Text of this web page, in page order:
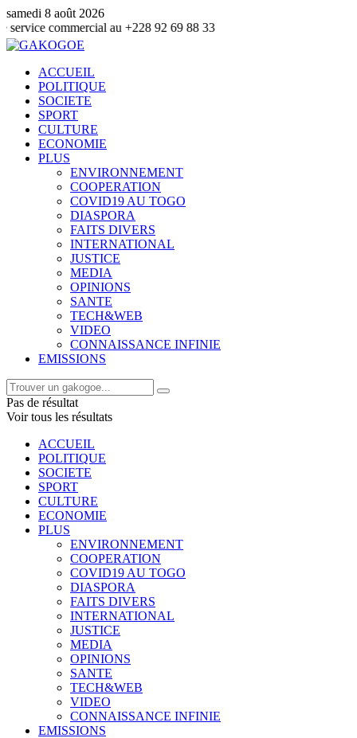
samedi 8 août 2026
au +228 92 69 88 33
ACCUEIL
POLITIQUE
SOCIETE
SPORT
CULTURE
ECONOMIE
PLUS
ENVIRONNEMENT
COOPERATION
COVID19 AU TOGO
DIASPORA
FAITS DIVERS
INTERNATIONAL
JUSTICE
MEDIA
OPINIONS
SANTE
TECH&WEB
VIDEO
CONNAISSANCE INFINIE
EMISSIONS
Pas de résultat
Voir tous les résultats
ACCUEIL
POLITIQUE
SOCIETE
SPORT
CULTURE
ECONOMIE
PLUS
ENVIRONNEMENT
COOPERATION
COVID19 AU TOGO
DIASPORA
FAITS DIVERS
INTERNATIONAL
JUSTICE
MEDIA
OPINIONS
SANTE
TECH&WEB
VIDEO
CONNAISSANCE INFINIE
EMISSIONS